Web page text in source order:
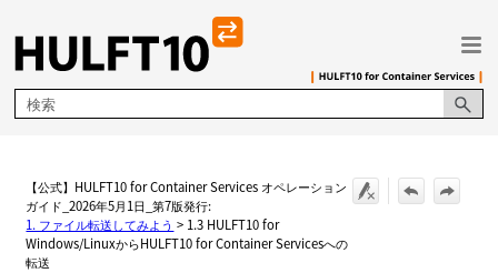
メイン コンテンツにスキップ
【公式】HULFT10 for Container Services オペレーション
ガイド_2026年5月1日_第7版発行:
1. ファイル転送してみよう > 1.3 HULFT10 for
Windows/LinuxからHULFT10 for Container Servicesへの
転送